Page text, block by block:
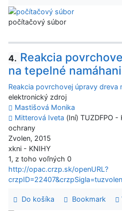
počítačový súbor
4. Reakcia
na tepelné
Reakcia povrchovej úpravy dreva
elektronický zdroj
Mastišová Monika
Mitterová Iveta (Iní) TUZDFPO
ochrany
Zvolen, 2015
xkni - KNIHY
1, z toho voľných 0
http://opac.crzp.sk/openURL?
crzpID=22407&crzpSigla=tuzvolen
Do košíka Bookmark